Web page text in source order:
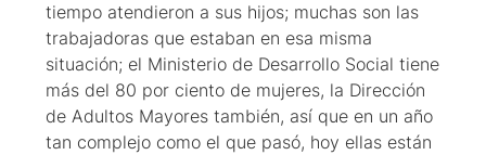
tiempo atendieron a sus hijos; muchas son las
trabajadoras que estaban en esa misma
situación; el Ministerio de Desarrollo Social tiene
más del 80 por ciento de mujeres, la Dirección
de Adultos Mayores también, así que en un año
tan complejo como el que pasó, hoy ellas están